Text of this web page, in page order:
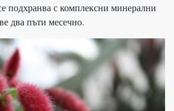
подхранва с комплексни минерални
два пъти месечно.